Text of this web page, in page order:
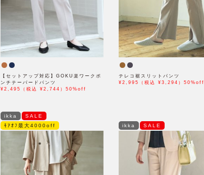
【セットアップ対応】GOKU楽ワークポ
ンチテーパードパンツ
¥2,495（税込 ¥2,744）50%off
テレコ裾スリットパンツ
¥2,995（税込 ¥3,294）50%off
ikka
SALE
ﾓｱｵﾌ最大4000off
ikka SALE